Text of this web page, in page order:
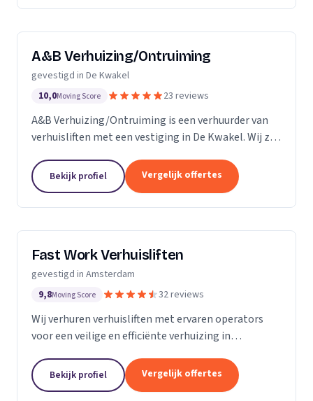
A&B Verhuizing/Ontruiming
gevestigd in De Kwakel
10,0Moving Score 23 reviews
A&B Verhuizing/Ontruiming is een verhuurder van
verhuisliften met een vestiging in De Kwakel. Wij zijn
Bekijk profiel Vergelijk offertes
Fast Work Verhuisliften
gevestigd in Amsterdam
9,8Moving Score 32 reviews
Wij verhuren verhuisliften met ervaren operators
voor een veilige en efficiënte verhuizing in
Bekijk profiel Vergelijk offertes